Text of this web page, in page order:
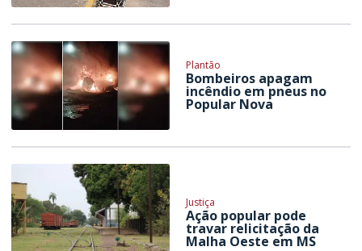
Plantão
Bombeiros apagam
incêndio em pneus no
Popular Nova
Justiça
Ação popular pode
travar relicitação da
Malha Oeste em MS